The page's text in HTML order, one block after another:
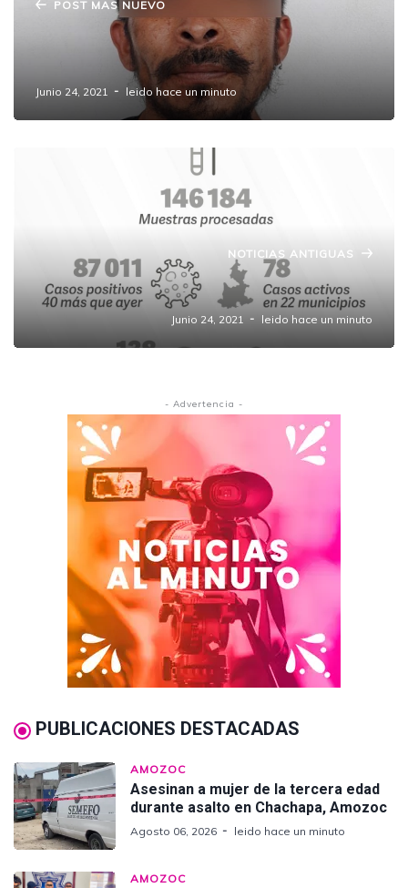
POST MAS NUEVO
Policía Estatal captura a cuatro presuntos
narcovendedores.
Junio 24, 2021 leido hace un minuto
NOTICIAS ANTIGUAS
Reporte COVID 19 Puebla.
Junio 24, 2021 leido hace un minuto
- Advertencia -
PUBLICACIONES DESTACADAS
AMOZOC
Asesinan a mujer de la tercera edad
durante asalto en Chachapa, Amozoc
Agosto 06, 2026 leido hace un minuto
AMOZOC